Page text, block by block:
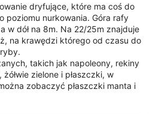
dryfujące, które ma coś do
poziomu nurkowania. Góra rafy
w dół na 8m. Na 22/25m znajduje
na krawędzi którego od czasu do
takich jak napoleony, rekiny
zielone i płaszczki, w
zobaczyć płaszczki manta i